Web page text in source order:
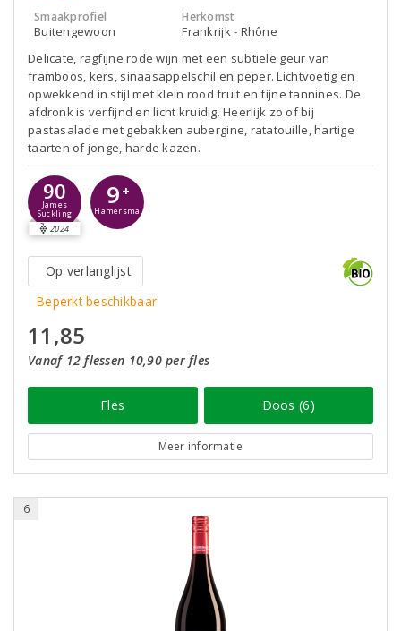
Smaakprofiel
Buitengewoon
Herkomst
Frankrijk - Rhône
Delicate, ragfijne rode wijn met een subtiele geur van
framboos, kers, sinaasappelschil en peper. Lichtvoetig en
opwekkend in stijl met klein rood fruit en fijne tannines. De
afdronk is verfijnd en licht kruidig. Heerlijk zo of bij
pastasalade met gebakken aubergine, ratatouille, hartige
taarten of jonge, harde kazen.
90
James
Suckling
2024
9 +
Hamersma
Op verlanglijst
Beperkt beschikbaar
11,85
Vanaf 12 flessen 10,90 per fles
Fles Doos (6)
Meer informatie
6